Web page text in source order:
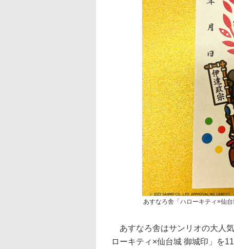
あすなろ舎「ハローキティ×仙台
あすなろ舎はサンリオの大人
ローキティ×仙台城 御城印」を